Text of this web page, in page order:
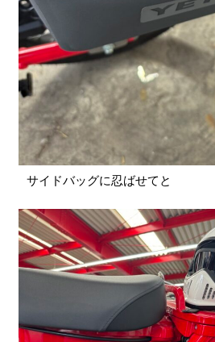
サイドバッグに忍ばせてと